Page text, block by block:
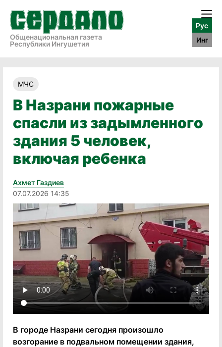
Общенациональная газета
Республики Ингушетия
Рус
Инг
МЧС
В Назрани пожарные
спасли из задымленного
здания 5 человек,
включая ребенка
Ахмет Газдиев
07.07.2026 14:35
В городе Назрани сегодня произошло
возгорание в подвальном помещении здания,